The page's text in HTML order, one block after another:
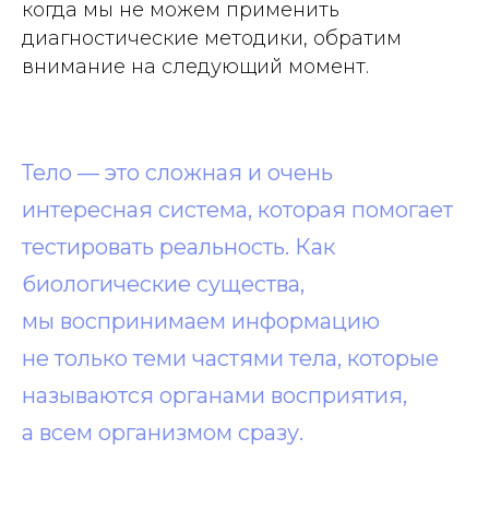
когда мы не можем применить
диагностические методики, обратим
внимание на следующий момент.
Тело — это сложная и очень
интересная система, которая помогает
тестировать реальность. Как
биологические существа,
мы воспринимаем информацию
не только теми частями тела, которые
называются органами восприятия,
а всем организмом сразу.